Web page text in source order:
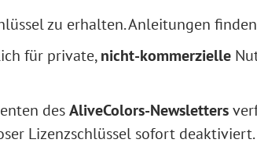
zu erhalten. Anleitungen
für private,nicht-kommerzielle
desAliveColors-Newsletters
Lizenzschlüssel sofort deaktiviert.